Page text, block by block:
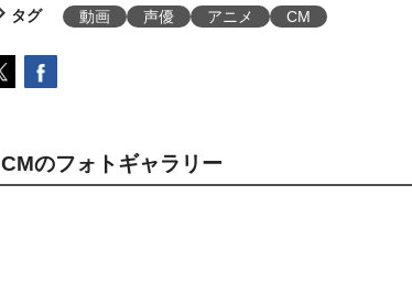
タグ 動画 声優 アニメ CM
CMのフォトギャラリー